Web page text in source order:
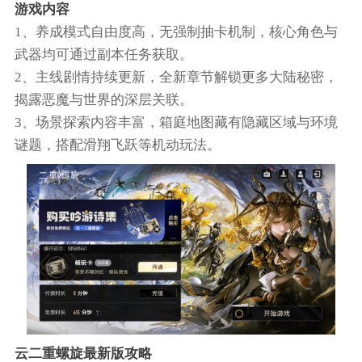
游戏内容
1、养成模式自由度高，无强制抽卡机制，核心角色与
武器均可通过副本任务获取。
2、主线剧情持续更新，全新章节解锁更多大陆秘密，
揭露恶魔与世界的深层关联。
3、场景探索内容丰富，箱庭地图藏有隐藏区域与环境
谜题，搭配滑翔飞跃等机动玩法。
云二重螺旋最新版攻略